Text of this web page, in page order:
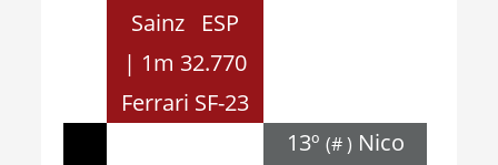
Sainz ESP
| 1m 32.770
Ferrari SF-23
13º (# ) Nico